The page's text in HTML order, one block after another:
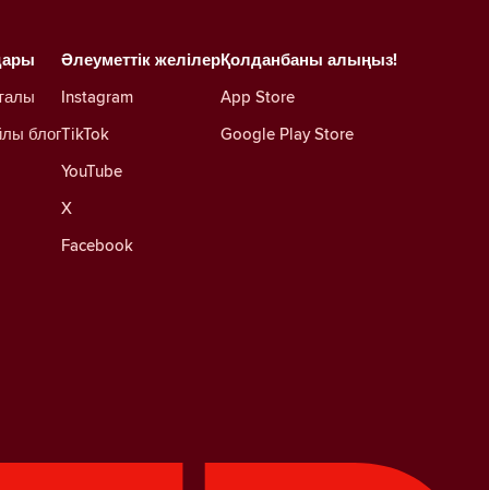
Әлеуметтік желілер
Instagram
TikTok
YouTube
X
Facebook
блог
Қолданбаны алыңыз!
App Store
Google Play Store